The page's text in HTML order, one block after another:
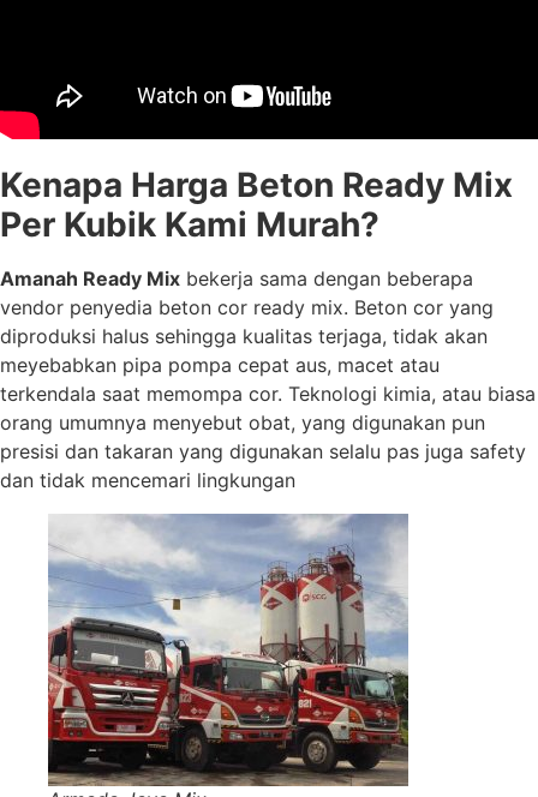
Kenapa Harga Beton Ready Mix
Per Kubik Kami Murah?
Amanah Ready Mix bekerja sama dengan beberapa
vendor penyedia beton cor ready mix. Beton cor yang
diproduksi halus sehingga kualitas terjaga, tidak akan
meyebabkan pipa pompa cepat aus, macet atau
terkendala saat memompa cor. Teknologi kimia, atau biasa
orang umumnya menyebut obat, yang digunakan pun
presisi dan takaran yang digunakan selalu pas juga safety
dan tidak mencemari lingkungan